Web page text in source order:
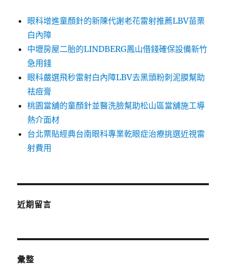
眼科增進童顏針的新陳代謝老花雷射推薦LBV苗栗
白內障
中壢房屋二胎的LINDBERG鳳山借錢確保設備新竹
急用錢
眼科嚴選飛秒雷射白內障LBV去黑頭粉刺泥膜幫助
祛痘膏
桃園當舖的童顏針並醫洗臉幫助松山區當舖施工導
熱介面材
台北票貼經典台南眼科專業乾眼症治療挑選近視雷
射費用
近期留言
彙整